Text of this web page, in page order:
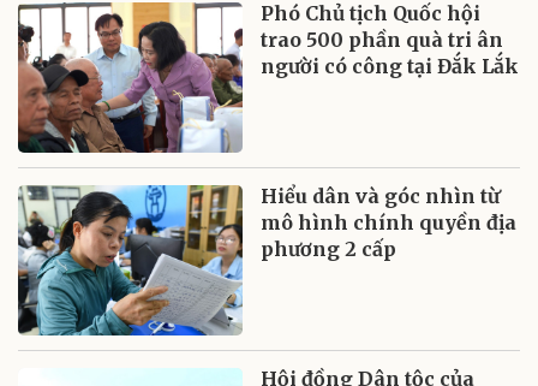
Phó Chủ tịch Quốc hội
trao 500 phần quà tri ân
người có công tại Đắk Lắk
Hiểu dân và góc nhìn từ
mô hình chính quyền địa
phương 2 cấp
Hội đồng Dân tộc của